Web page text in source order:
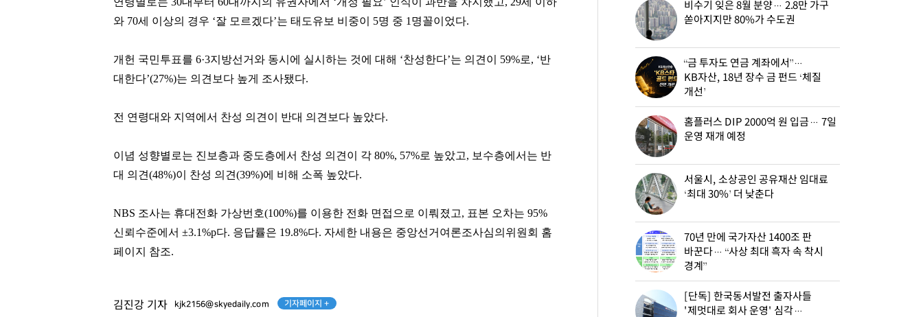
와 70세 이상의 경우 ‘잘 모르겠다’는 태도유보 비중이 5명 중 1명꼴이었다.
개헌 국민투표를 6·3지방선거와 동시에 실시하는 것에 대해 ‘찬성한다’는 의견이 59%로, ‘반
대한다’(27%)는 의견보다 높게 조사됐다.
전 연령대와 지역에서 찬성 의견이 반대 의견보다 높았다.
이념 성향별로는 진보층과 중도층에서 찬성 의견이 각 80%, 57%로 높았고, 보수층에서는 반
대 의견(48%)이 찬성 의견(39%)에 비해 소폭 높았다.
NBS 조사는 휴대전화 가상번호(100%)를 이용한 전화 면접으로 이뤄졌고, 표본 오차는 95%
신뢰수준에서 ±3.1%p다. 응답률은 19.8%다. 자세한 내용은 중앙선거여론조사심의위원회 홈
페이지 참조.
김진강 기자 kjk2156@skyedaily.com 기자페이지 +
비수기 잊은 8월 분양… 2.8만 가구
쏟아지지만 80%가 수도권
“금 투자도 연금 계좌에서”…
KB자산, 18년 장수 금 펀드 ‘체질
개선’
홈플러스 DIP 2000억 원 입금… 7일
운영 재개 예정
서울시, 소상공인 공유재산 임대료
‘최대 30%’ 더 낮춘다
70년 만에 국가자산 1400조 판
바꾼다… “사상 최대 흑자 속 착시
경계”
[단독] 한국동서발전 출자사들
'제멋대로 회사 운영' 심각…